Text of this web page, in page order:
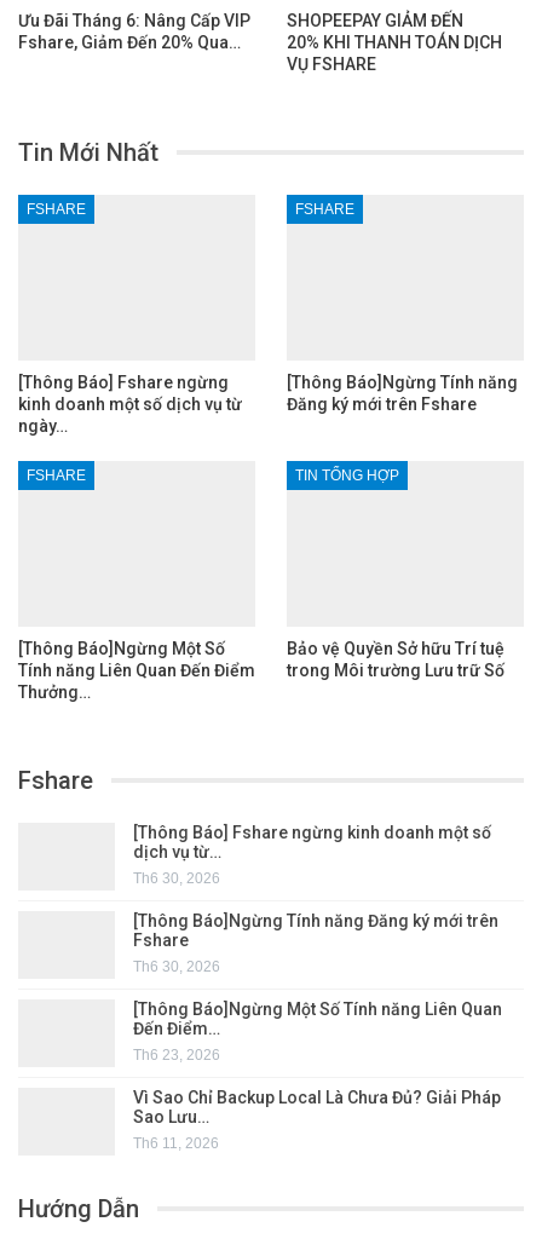
Ưu Đãi Tháng 6: Nâng Cấp VIP
Fshare, Giảm Đến 20% Qua…
SHOPEEPAY GIẢM ĐẾN
20% KHI THANH TOÁN DỊCH
VỤ FSHARE
Tin Mới Nhất
FSHARE
[Thông Báo] Fshare ngừng
kinh doanh một số dịch vụ từ
ngày…
FSHARE
[Thông Báo]Ngừng Tính năng
Đăng ký mới trên Fshare
FSHARE
[Thông Báo]Ngừng Một Số
Tính năng Liên Quan Đến Điểm
Thưởng…
TIN TỔNG HỢP
Bảo vệ Quyền Sở hữu Trí tuệ
trong Môi trường Lưu trữ Số
Fshare
[Thông Báo] Fshare ngừng kinh doanh một số
dịch vụ từ…
Th6 30, 2026
[Thông Báo]Ngừng Tính năng Đăng ký mới trên
Fshare
Th6 30, 2026
[Thông Báo]Ngừng Một Số Tính năng Liên Quan
Đến Điểm…
Th6 23, 2026
Vì Sao Chỉ Backup Local Là Chưa Đủ? Giải Pháp
Sao Lưu…
Th6 11, 2026
Hướng Dẫn